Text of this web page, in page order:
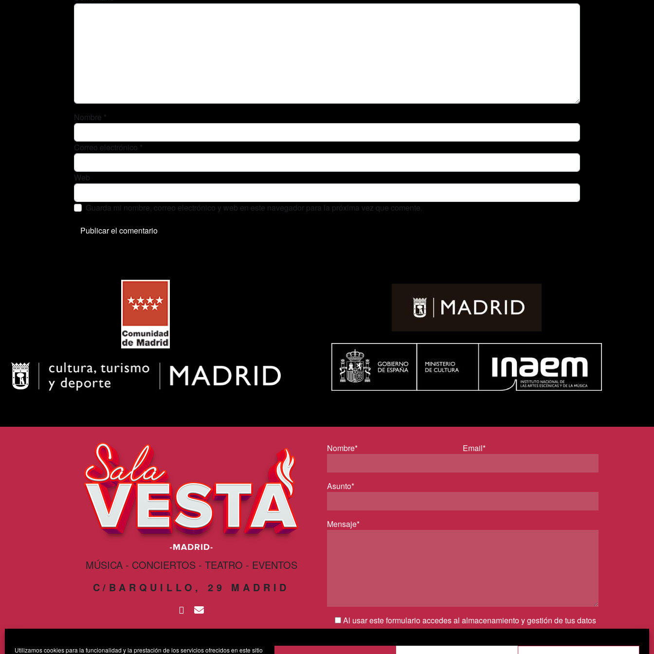
Utilizamos cookies para la funcionalidad y la prestación de los servicios ofrecidos en este sitio
Nombre *
Correo electrónico *
Web
Guarda mi nombre, correo electrónico y web en este navegador para la próxima vez que comente.
MÚSICA - CONCIERTOS - TEATRO - EVENTOS
C/BARQUILLO, 29 MADRID
Nombre* Email*
Asunto*
Mensaje*
Al usar este formulario accedes al almacenamiento y gestión de tus datos
por parte de esta web y confirmas que has leído nuestra política de
privacidad*